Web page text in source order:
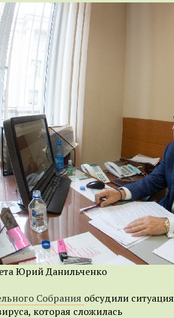
Юрий Данильченко
Собрания обсудили ситуация
которая сложилась